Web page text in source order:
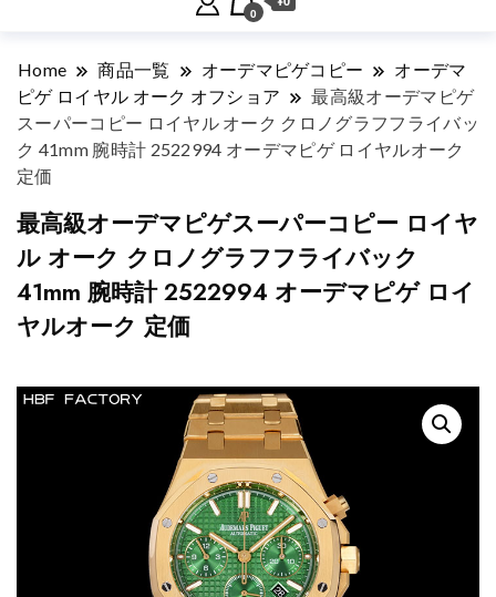
0
Home 商品一覧 オーデマピゲコピー
オーデマ
ピゲ ロイヤル オーク オフショア
最高級オーデマピゲ
スーパーコピー ロイヤル オーク クロノグラフフライバッ
ク 41mm 腕時計 2522994 オーデマピゲ ロイヤルオーク
定価
最高級オーデマピゲスーパーコピー ロイヤ
ル オーク クロノグラフフライバック
41mm 腕時計 2522994 オーデマピゲ ロイ
ヤルオーク 定価